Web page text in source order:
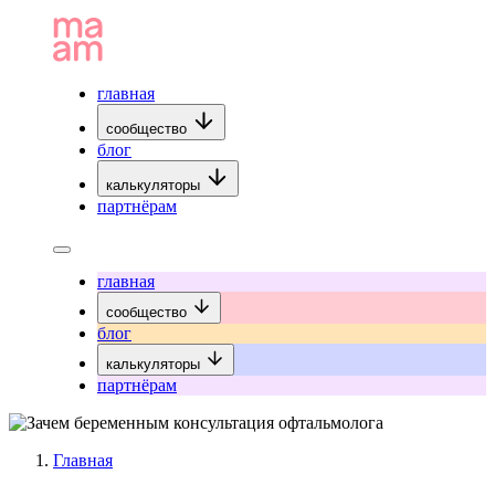
главная
сообщество
блог
калькуляторы
партнёрам
главная
сообщество
блог
калькуляторы
партнёрам
Главная